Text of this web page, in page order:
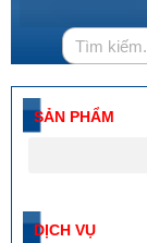
SẢN PHẨM
DỊCH VỤ